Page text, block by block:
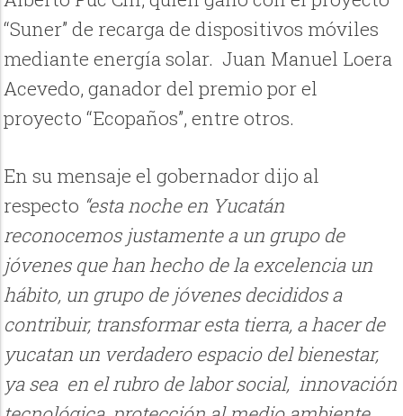
“Suner” de recarga de dispositivos móviles
mediante energía solar. Juan Manuel Loera
Acevedo, ganador del premio por el
proyecto “Ecopaños”, entre otros.
En su mensaje el gobernador dijo al
respecto “esta noche en Yucatán
reconocemos justamente a un grupo de
jóvenes que han hecho de la excelencia un
hábito, un grupo de jóvenes decididos a
contribuir, transformar esta tierra, a hacer de
yucatan un verdadero espacio del bienestar,
ya sea en el rubro de labor social, innovación